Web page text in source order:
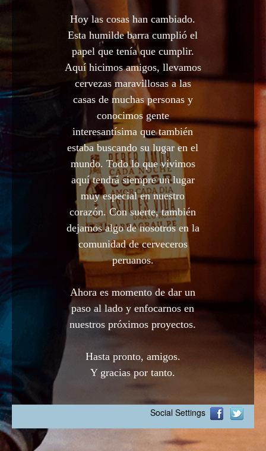
Hoy las cosas han cambiado.
Esta humilde barra cumplió el
papel que tenía que cumplir.
Aquí hicimos amigos, llevamos
cervezas maravillosas a las
casas de muchas personas y
conocimos gente
interesantísima que también
estaba buscando su lugar en el
mundo. Todo lo que vivimos
aquí tendrá siempre un lugar
muy especial en nuestro
corazón. Con suerte, también
dejamos algo de nosotros en la
comunidad de cerveceros
peruanos.
Ahora es momento de dar un
paso al lado y enfocarnos en
nuestros próximos proyectos.
Hasta pronto, amigos.
Y gracias por tanto.
Social Settings